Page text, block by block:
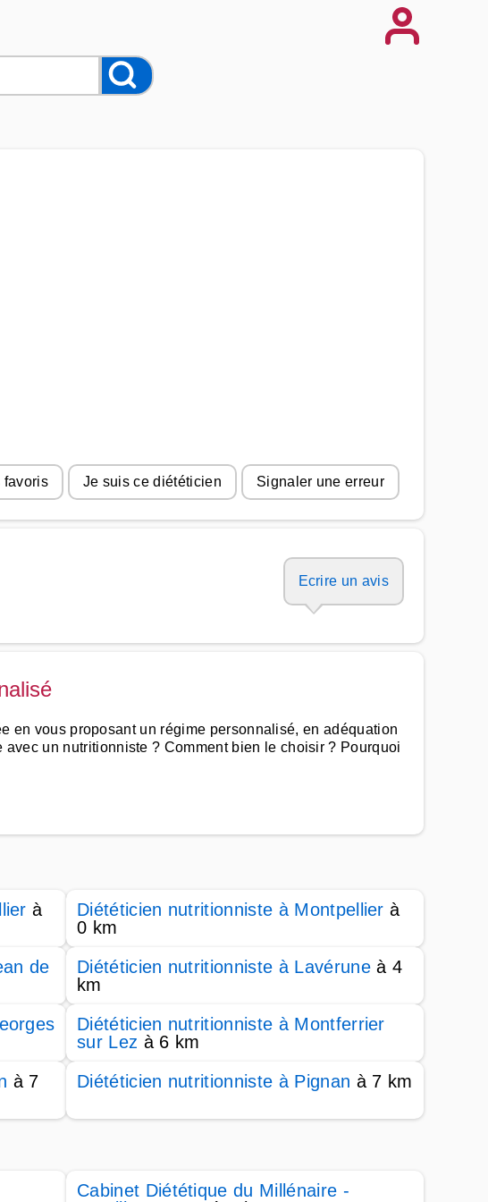
favoris Je suis ce diététicien Signaler une erreur
Ecrire un avis
en vous proposant un régime personnalisé, en adéquation
un nutritionniste ? Comment bien le choisir ? Pourquoi
à
Diététicien nutritionniste à Montpellier à
0 km
de
Diététicien nutritionniste à Lavéruneà 4
km
Diététicien nutritionniste à Montferrier
sur Lez à 6 km
à 7
Diététicien nutritionniste à Pignan à 7 km
Cabinet Diététique du Millénaire -